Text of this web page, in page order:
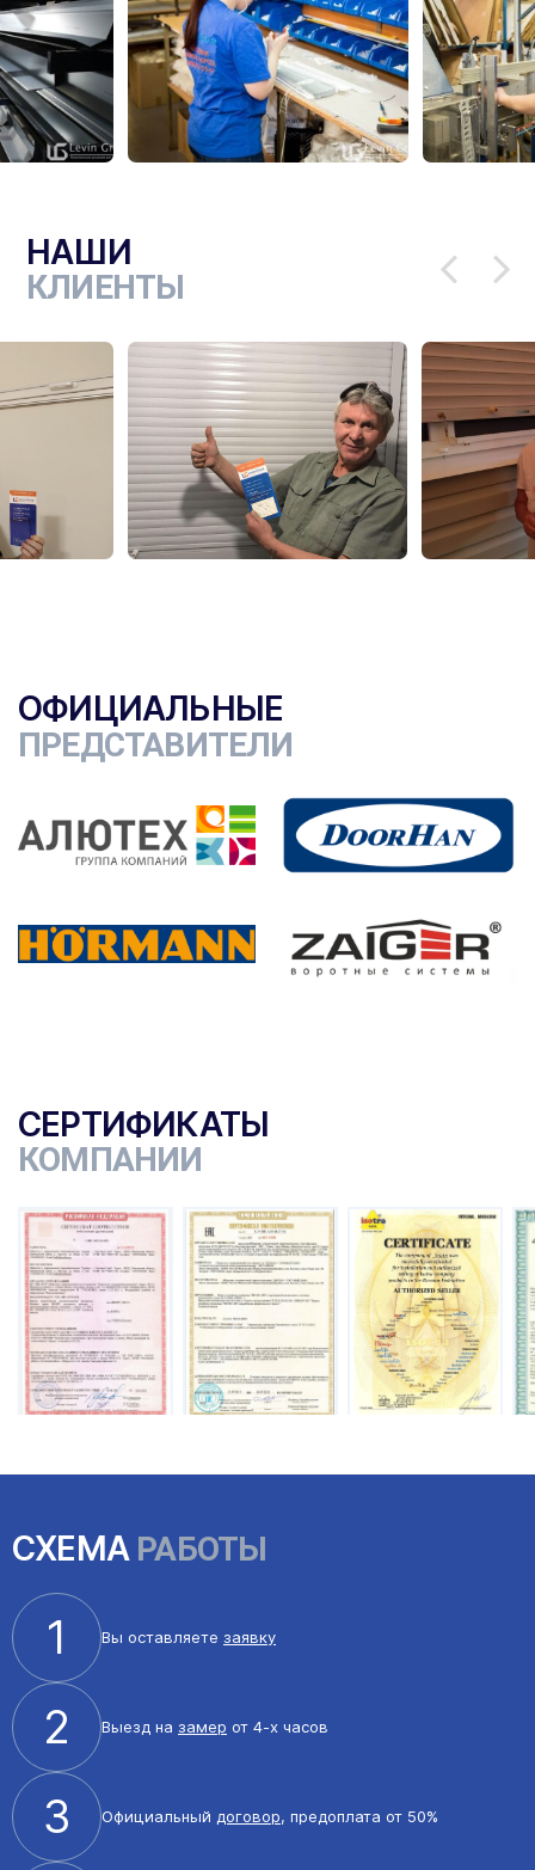
НАШИ
КЛИЕНТЫ
ОФИЦИАЛЬНЫЕ
ПРЕДСТАВИТЕЛИ
СЕРТИФИКАТЫ
КОМПАНИИ
СХЕМАРАБОТЫ
1 Вы оставляете заявку
2 Выезд на замер от 4-х часов
3 Официальный договор, предоплата от 50%